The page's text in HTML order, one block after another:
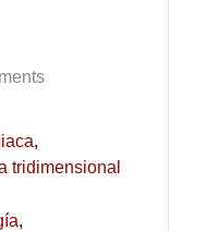
tridimensional